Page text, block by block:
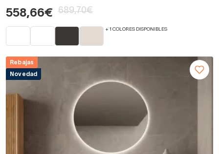
558,66€ 689,70€
+ 1 COLORES DISPONIBLES
Rebajas
Novedad